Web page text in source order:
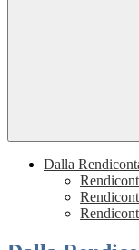
Dalla